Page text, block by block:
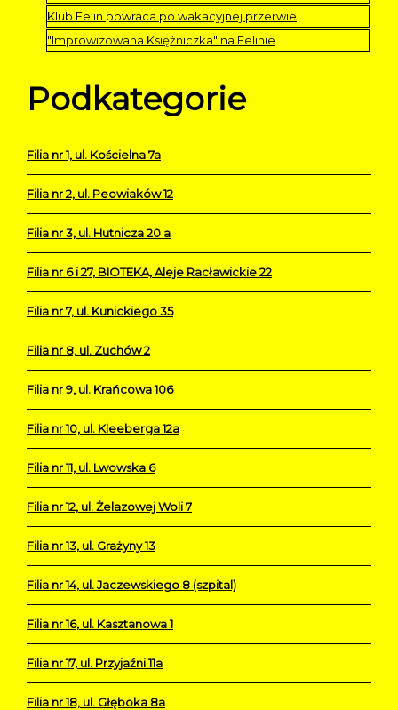
Klub Felin powraca po wakacyjnej przerwie
"Improwizowana Księżniczka" na Felinie
Podkategorie
Filia nr 1, ul. Kościelna 7a
Filia nr 2, ul. Peowiaków 12
Filia nr 3, ul. Hutnicza 20 a
Filia nr 6 i 27, BIOTEKA, Aleje Racławickie 22
Filia nr 7, ul. Kunickiego 35
Filia nr 8, ul. Zuchów 2
Filia nr 9, ul. Krańcowa 106
Filia nr 10, ul. Kleeberga 12a
Filia nr 11, ul. Lwowska 6
Filia nr 12, ul. Żelazowej Woli 7
Filia nr 13, ul. Grażyny 13
Filia nr 14, ul. Jaczewskiego 8 (szpital)
Filia nr 16, ul. Kasztanowa 1
Filia nr 17, ul. Przyjaźni 11a
Filia nr 18, ul. Głęboka 8a